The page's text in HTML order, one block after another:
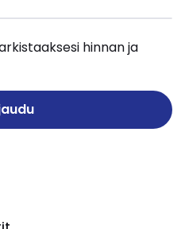
hinnan ja